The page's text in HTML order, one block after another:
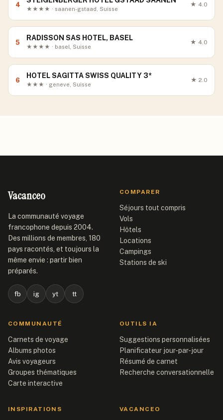
4
★★★★ · saanen-gstaad, Suisse
★ 4.0
5
RADISSON SAS HOTEL, BASEL
★★★★ · basel, Suisse
★ 4.0
6
HOTEL SAGITTA SWISS QUALITY 3*
★★★ · geneve, Suisse
★ 2.0
Vacanceo
La communauté voyage
francophone depuis 2004.
Des millions de membres, 180
pays racontés, et toujours la
même envie : partir bien
préparés.
fb ig yt tt
COMPARER
Séjours tout compris
Vols
Hôtels
Locations
Campings
Stations de ski
COMMUNAUTÉ
Carnets de voyage
Albums photos
Avis voyageurs
Groupes thématiques
Carte interactive
OUTILS IA
Suggestions personnalisées
Planificateur jour-par-jour
Résumé de carnet
Recherche conversationnelle
INSPIRATIONS VACANCEO